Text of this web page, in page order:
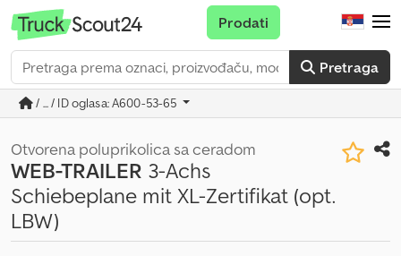
Pretraga
Prodati
/ ... / ID oglasa: A600-53-65
Otvorena poluprikolica sa ceradom
WEB-TRAILER 3-Achs
Schiebeplane mit XL-Zertifikat (opt.
LBW)